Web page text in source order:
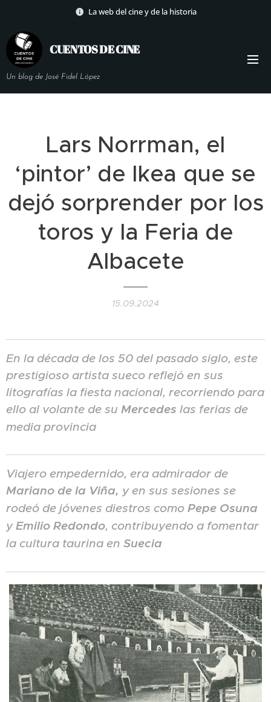
La web del cine y de la historia
CUENTOS DECINE
Un blog de José Fidel López
Lars Norrman, el
‘pintor’ de Ikea que se
dejó sorprender por los
toros y la Feria de
Albacete
15.09.2024
En la década de los 50 del pasado siglo, este
prestigioso artista sueco reflejó en sus
litografías la fiesta nacional, recorriendo para
ello al volante de su Mercedes las ferias de
media provincia
Viajero empedernido, era admirador de
Mariano de la Viña, y en sus sesiones se
rodeó de jóvenes diestros como Pepe Osuna
yEmilio Redondo, contribuyendo a fomentar
la cultura taurina en Suecia